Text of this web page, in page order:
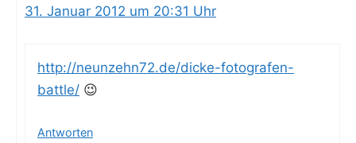
31. Januar 2012 um 20:31 Uhr
http://neunzehn72.de/dicke-fotografen-
battle/ 😉
Antworten